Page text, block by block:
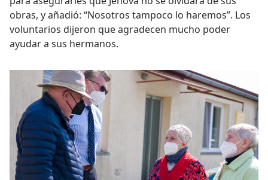
obras, y añadió: “Nosotros tampoco lo haremos”. Los
voluntarios dijeron que agradecen mucho poder
ayudar a sus hermanos.